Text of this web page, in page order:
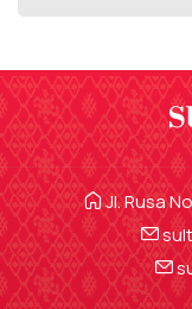
Jl. Rusa